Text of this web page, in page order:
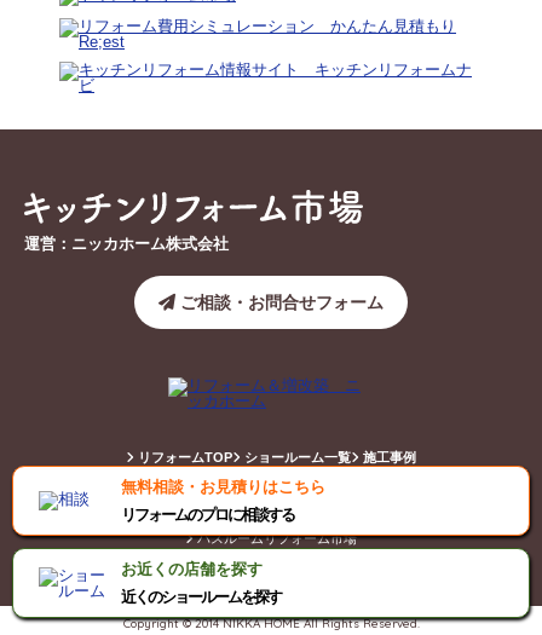
運営：ニッカホーム株式会社
ご相談・お問合せフォーム
リフォームTOP ショールーム一覧 施工事例
キッチンリフォーム市場 トイレリフォーム市場
バスルームリフォーム市場
Copyright © 2014 NIKKA HOME All Rights Reserved.
無料相談・お見積りはこちら
リフォームのプロに相談する
お近くの店舗を探す
近くのショールームを探す